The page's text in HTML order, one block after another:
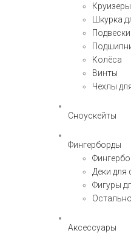
Круизеры
Шкурка
Подвески
Колёса
Винты
Чехлы
Сноускейты
Фингерборды
Деки для
Фигуры
Аксессуары